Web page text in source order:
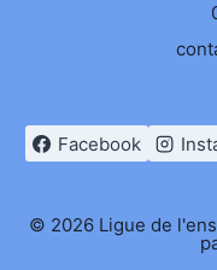
Facebook
© 2026 Ligue de